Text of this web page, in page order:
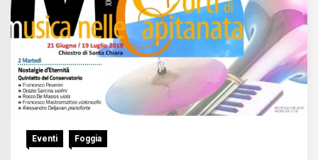
Eventi Foggia